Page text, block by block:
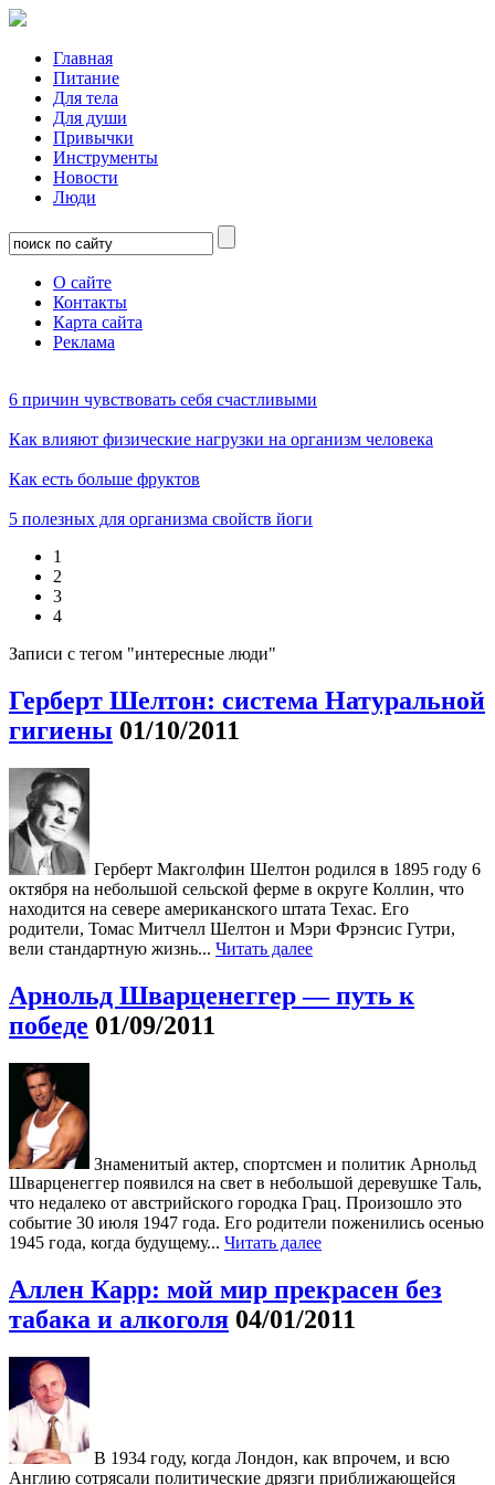
Главная
Питание
Для тела
Для души
Привычки
Инструменты
Новости
Люди
О сайте
Контакты
Карта сайта
Реклама
6 причин чувствовать себя счастливыми
Как влияют физические нагрузки на организм человека
Как есть больше фруктов
5 полезных для организма свойств йоги
1
2
3
4
Записи с тегом "интересные люди"
Герберт Шелтон: система Натуральной
гигиены 01/10/2011
Герберт Макголфин Шелтон родился в 1895 году 6
октября на небольшой сельской ферме в округе Коллин, что
находится на севере американского штата Техас. Его
родители, Томас Митчелл Шелтон и Мэри Фрэнсис Гутри,
вели стандартную жизнь... Читать далее
Арнольд Шварценеггер — путь к
победе 01/09/2011
Знаменитый актер, спортсмен и политик Арнольд
Шварценеггер появился на свет в небольшой деревушке Таль,
что недалеко от австрийского городка Грац. Произошло это
событие 30 июля 1947 года. Его родители поженились осенью
1945 года, когда будущему... Читать далее
Аллен Карр: мой мир прекрасен без
табака и алкоголя 04/01/2011
В 1934 году, когда Лондон, как впрочем, и всю
Англию сотрясали политические дрязги приближающейся